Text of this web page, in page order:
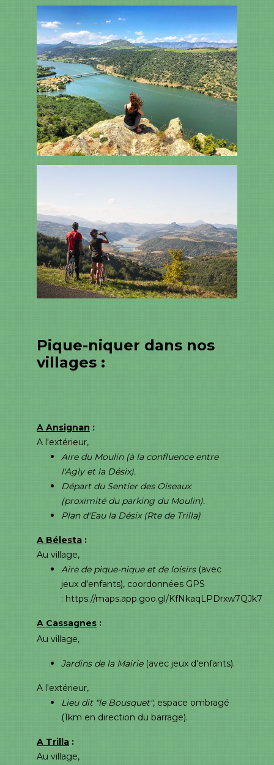
Pique-niquer dans nos
villages :
A Ansignan :
A l'extérieur,
Aire du Moulin (à la confluence entre
l'Agly et la Désix).
Départ du Sentier des Oiseaux
(proximité du parking du Moulin).
Plan d'Eau la Désix (Rte de Trilla)
A Bélesta :
Au village,
Aire de pique-nique et de loisirs(avec
jeux d'enfants), coordonnées GPS
: https://maps.app.goo.gl/KfNkaqLPDrxw7QJk7
A Cassagnes :
Au village,
Jardins de la Mairie (avec jeux d'enfants).
A l'extérieur,
Lieu dit "le Bousquet", espace ombragé
(1km en direction du barrage).
A Trilla :
Au village,